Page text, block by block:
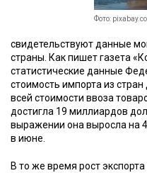
Фото:
свидетельствуют данные
страны. Как пишет газета
статистические данные
стоимость импорта из
всей стоимости ввоза
достигла 19 миллиардов
выражении она выросла на
в июне.
В то же время рост